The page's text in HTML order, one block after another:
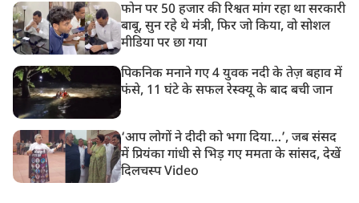
फोन पर 50 हजार की रिश्वत मांग रहा था सरकारी
बाबू, सुन रहे थे मंत्री, फिर जो किया, वो सोशल
मीडिया पर छा गया
पिकनिक मनाने गए 4 युवक नदी के तेज़ बहाव में
फंसे, 11 घंटे के सफल रेस्क्यू के बाद बची जान
‘आप लोगों ने दीदी को भगा दिया…’, जब संसद
में प्रियंका गांधी से भिड़ गए ममता के सांसद, देखें
दिलचस्प Video